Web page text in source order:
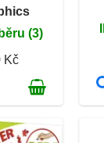
(3)
Kč